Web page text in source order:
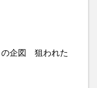
の企図 狙われた